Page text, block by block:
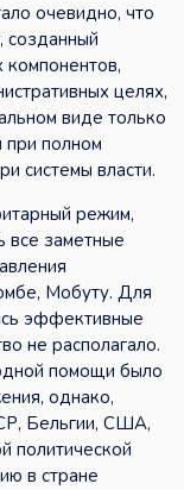
очевидно, что
созданный
компонентов,
целях,
виде только
при полном
системы власти.
режим,
все заметные
Мобуту. Для
эффективные
не располагало.
помощи было
однако,
Бельгии, США,
политической
в стране